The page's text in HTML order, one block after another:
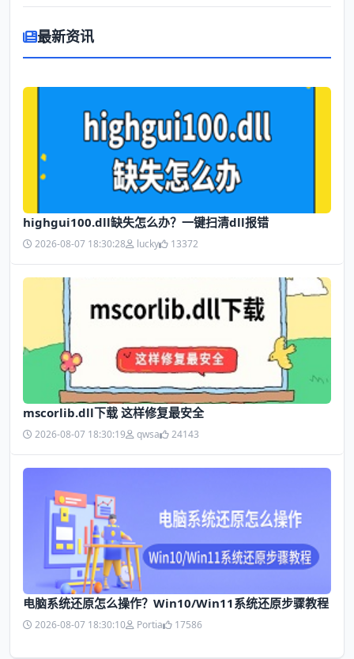
最新资讯
highgui100.dll缺失怎么办？一键扫清dll报错
2026-08-07 18:30:28 lucky 13372
mscorlib.dll下载 这样修复最安全
2026-08-07 18:30:19 qwsa 24143
电脑系统还原怎么操作？Win10/Win11系统还原步骤教程
2026-08-07 18:30:10 Portia 17586